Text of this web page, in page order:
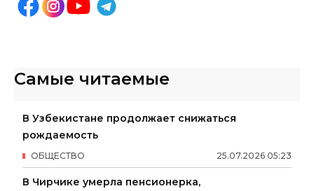
Самые читаемые
В Узбекистане продолжает снижаться
рождаемость
25.07.2026 05:23
ОБЩЕСТВО
В Чирчике умерла пенсионерка,